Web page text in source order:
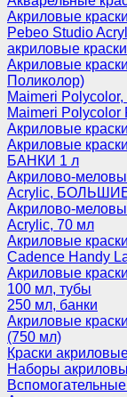
Акриловые краски
Pebeo Studio
акриловые краски
Акриловые
Поликолор)
Maimeri
Maimeri Polycolor
Акриловые
Акриловые
БАНКИ 1 л
Акрилово-
Acrylic,
Акрилово-
Acrylic, 70 мл
Акриловые
Cadence Handy
Акриловые
100 мл, тубы
250 мл, банки
Акриловые
(750 мл)
Краски
Наборы